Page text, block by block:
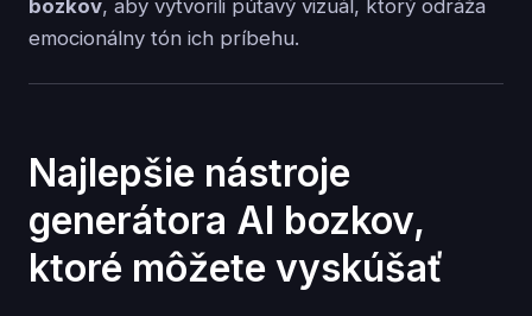
bozkov, aby vytvorili pútavý vizuál, ktorý odráža
emocionálny tón ich príbehu.
Najlepšie nástroje
generátora AI bozkov,
ktoré môžete vyskúšať